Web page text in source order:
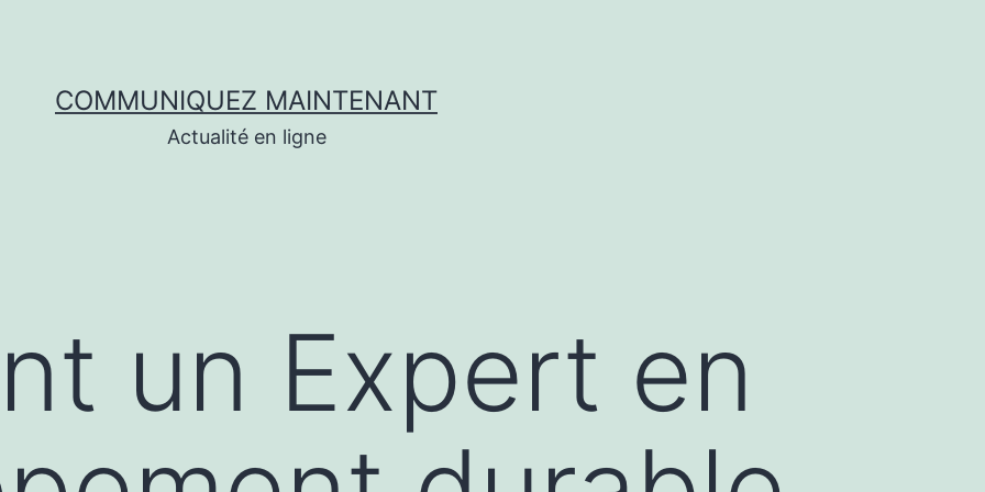
COMMUNIQUEZ MAINTENANT
Actualité en ligne
un Expert en